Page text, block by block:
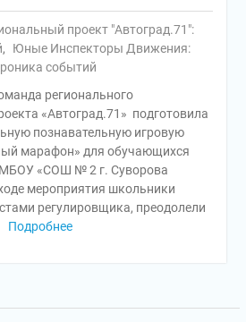
проект "Автоград.71":
,
Юные Инспекторы Движения:
событий
регионального
«Автоград.71» подготовила
познавательную игровую
марафон» для обучающихся
«СОШ № 2 г. Суворова
мероприятия школьники
регулировщика, преодолели
Подробнее